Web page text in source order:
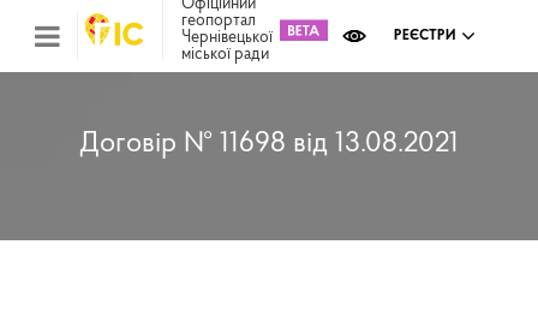
Офіційний
геопортал
Чернівецької
міської ради
РЕЄСТРИ
Договір № 11698 від 13.08.2021